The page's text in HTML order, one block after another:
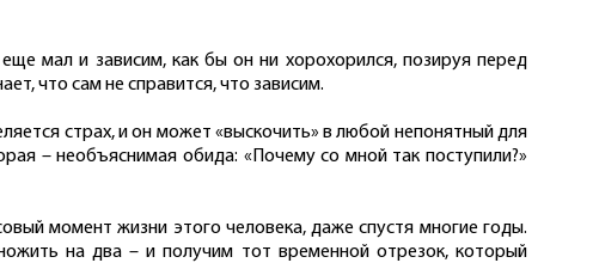
мал и зависим, как бы он ни хорохорился, позируя перед
что сам не справится, что зависим.
страх, и он может «выскочить» в любой непонятный для
– необъяснимая обида: «Почему со мной так поступили?»
момент жизни этого человека, даже спустя многие годы.
на два – и получим тот временной отрезок, который